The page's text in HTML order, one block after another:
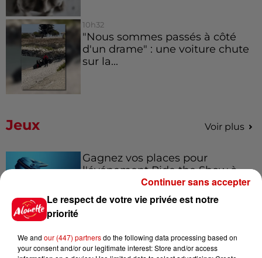
10h32
"Nous sommes passés à côté
d'un drame" : une voiture chute
sur la...
Jeux Voir plus
Gagnez vos places pour
l'événement Ride the Show à
Gagnez vos places pour le
festival Marché Gourmand 2026
Le respect de votre vie privée est notre
priorité
We and our (447) partnersdo the following data processing based on
your consent and/or our legitimate interest: Store and/or access
Continuer sans accepter